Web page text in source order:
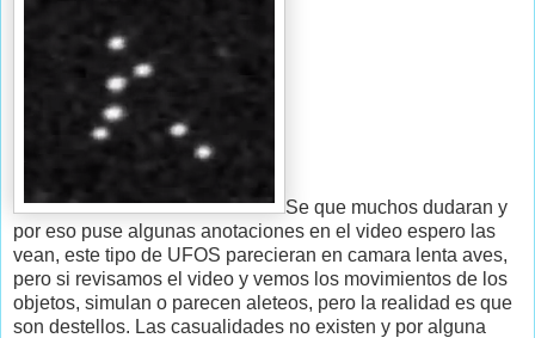
Se que muchos dudaran y
por eso puse algunas anotaciones en el video espero las
vean, este tipo de UFOS parecieran en camara lenta aves,
pero si revisamos el video y vemos los movimientos de los
objetos, simulan o parecen aleteos, pero la realidad es que
son destellos. Las casualidades no existen y por alguna